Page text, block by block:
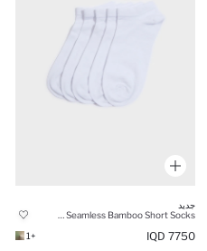
جديد
Man 5-Pack Seamless Bamboo Short Socks
7750 IQD
+1